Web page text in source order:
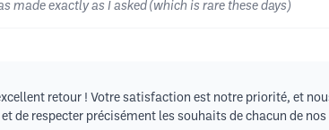
made exactly as I asked (which is rare these days)
retour ! Votre satisfaction est notre priorité, et
de respecter précisément les souhaits de chacun de